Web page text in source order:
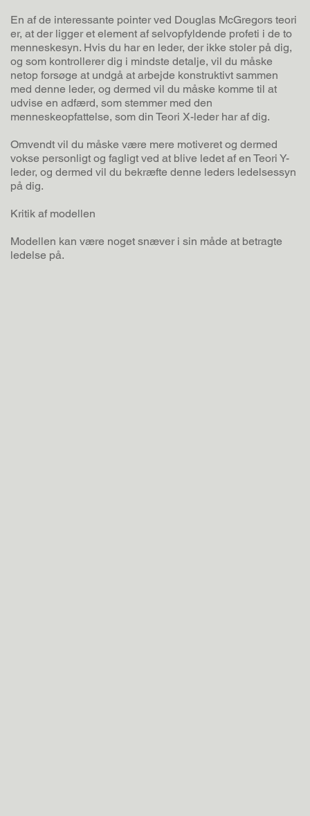
En af de interessante pointer ved Douglas McGregors teori
er, at der ligger et element af selvopfyldende profeti i de to
menneskesyn. Hvis du har en leder, der ikke stoler på dig,
og som kontrollerer dig i mindste detalje, vil du måske
netop forsøge at undgå at arbejde konstruktivt sammen
med denne leder, og dermed vil du måske komme til at
udvise en adfærd, som stemmer med den
menneskeopfattelse, som din Teori X-leder har af dig.
Omvendt vil du måske være mere motiveret og dermed
vokse personligt og fagligt ved at blive ledet af en Teori Y-
leder, og dermed vil du bekræfte denne leders ledelsessyn
på dig.
Kritik af modellen
Modellen kan være noget snæver i sin måde at betragte
ledelse på.